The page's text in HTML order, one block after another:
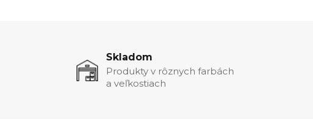
Skladom
Produkty v rôznych farbách
a veľkostiach